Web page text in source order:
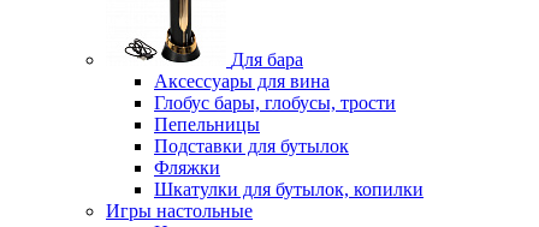
Для бара
Аксессуары для вина
Глобус бары, глобусы, трости
Пепельницы
Подставки для бутылок
Фляжки
Шкатулки для бутылок, копилки
Игры настольные